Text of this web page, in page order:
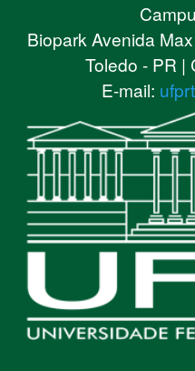
Biopark Avenida
Toledo - PR |
E-mail: